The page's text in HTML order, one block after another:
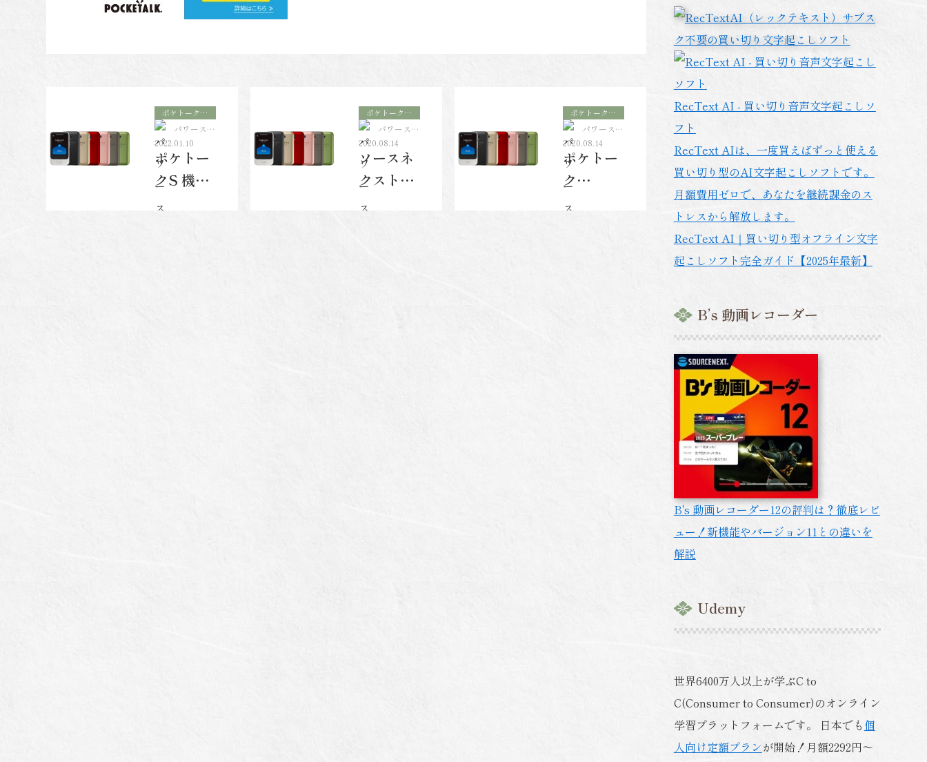
ポケトーク
（POCKET
ALK） 夢
のAI通訳
機 カメラ翻
訳 会話レッ
【ソースネク
2022.01.10
ポケトー
クS 機動
戦士ガン
パワースト
ーンスクー
ル＆ショッ
プ アロマ
ヴァンヴェ
ール
ポケトーク
（POCKET
ALK） 夢
のAI通訳
機 カメラ翻
訳 会話レッ
【ソースネク
2020.08.14
ソースネ
クスト
ポケトー
パワースト
ーンスクー
ル＆ショッ
プ アロマ
ヴァンヴェ
ポケトーク
（POCKET
ALK） 夢
のAI通訳
機 カメラ翻
訳 会話レッ
【ソースネク
2020.08.14
ポケトー
ク
（POCK
パワースト
ーンスクー
ル＆ショッ
プ アロマ
ヴァンヴェ
RecText AI - 買い切り音声文字起こしソ
フト
RecText AIは、一度買えばずっと使える
買い切り型のAI文字起こしソフトです。
月額費用ゼロで、あなたを継続課金のス
トレスから解放します。
RecText AI｜買い切り型オフライン文字
起こしソフト完全ガイド【2025年最新】
B’s 動画レコーダー
B's 動画レコーダー12の評判は？徹底レビ
ュー！新機能やバージョン11との違いを
解説
Udemy
世界6400万人以上が学ぶC to
C(Consumer to Consumer)のオンライン
学習プラットフォームです。 日本でも 個
人向け定額プランが開始！月額2292円～